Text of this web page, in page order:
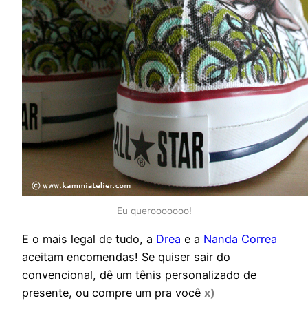
Eu querooooooo!
E o mais legal de tudo, a Drea e a Nanda Correa
aceitam encomendas! Se quiser sair do
convencional, dê um tênis personalizado de
presente, ou compre um pra você x)